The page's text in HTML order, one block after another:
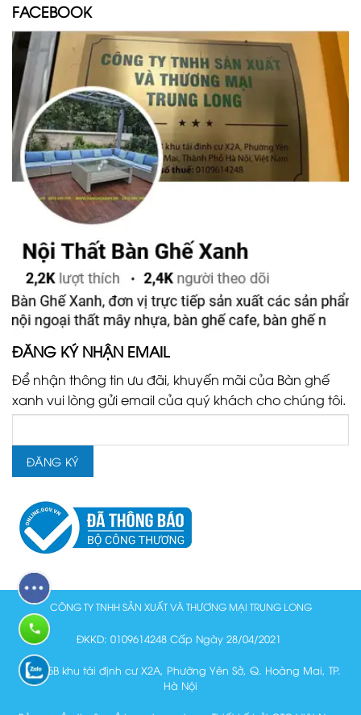
FACEBOOK
ĐĂNG KÝ NHẬN EMAIL
Để nhận thông tin ưu đãi, khuyến mãi của Bàn ghế
xanh vui lòng gửi email của quý khách cho chúng tôi.
CÔNG TY TNHH SẢN XUẤT VÀ THƯƠNG MẠI TRUNG LONG
ĐKKD: 0109614248 Cấp Ngày 28/04/2021
Lô N15B khu tái định cư X2A, Phường Yên Sở, Q. Hoàng Mai, TP.
Hà Nội